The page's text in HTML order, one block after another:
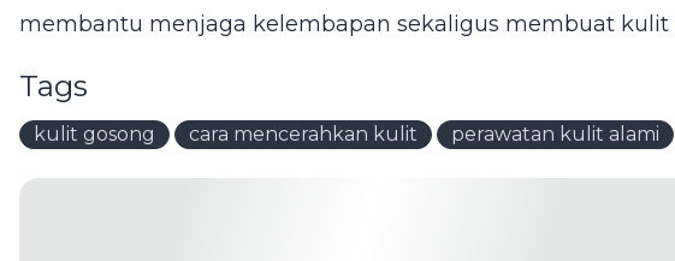
membantu menjaga kelembapan sekaligus membuat kulit
Tags
kulit gosong cara mencerahkan kulit perawatan kulit alami